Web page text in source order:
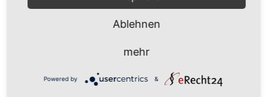
Anbausysteme & Recht
Tafeltrauben A-Z Sortenbeschreibungen
Tafeltraubenanbau - rechtliche
Voraussetzungen
Ablehnen
mehr
Powered by &